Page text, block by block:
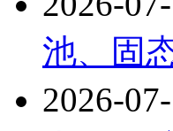
池、固
2026-